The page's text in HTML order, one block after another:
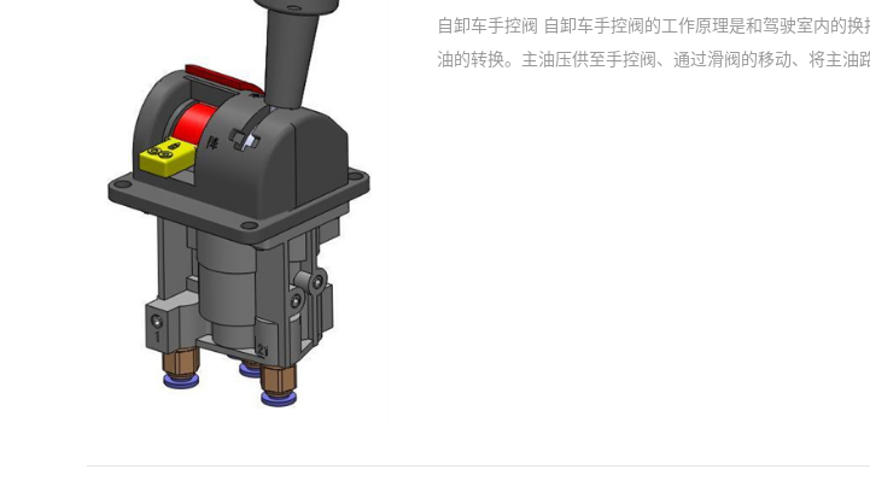
自卸车手控阀 自卸车手控阀的工作原理是和驾驶室内的
油的转换。主油压供至手控阀、通过滑阀的移动、将主